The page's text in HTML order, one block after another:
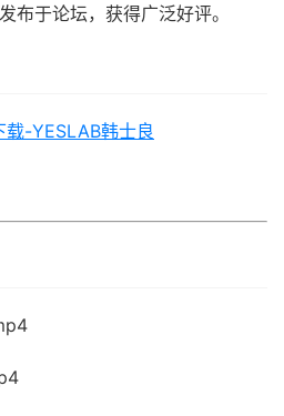
布于论坛，获得广泛好评。
-YESLAB韩士良